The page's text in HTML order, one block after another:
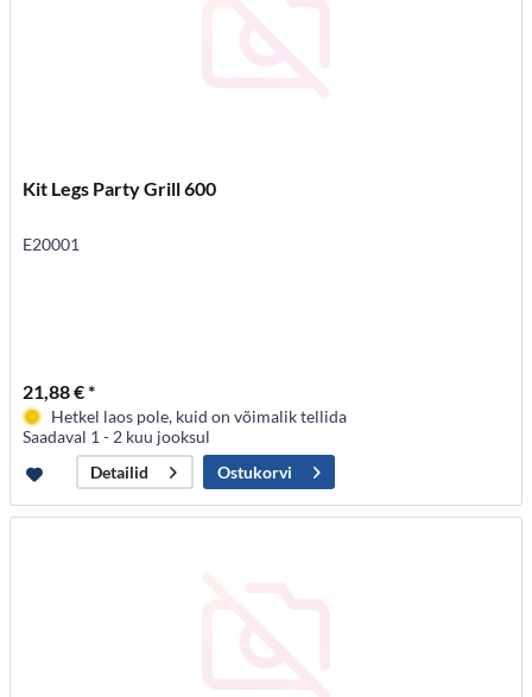
Kit Legs Party Grill 600
E20001
21,88 € *
Hetkel laos pole, kuid on võimalik tellida
Saadaval 1 - 2 kuu jooksul
Detailid
Ostukorvi